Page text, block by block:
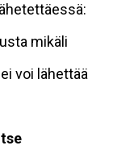
mikäli
voi lähettää